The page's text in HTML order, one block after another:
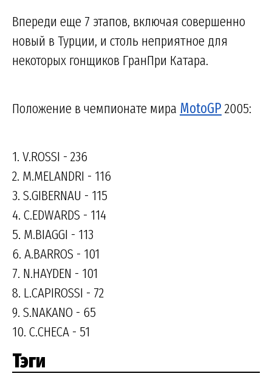
Впереди еще 7 этапов, включая совершенно
новый в Турции, и столь неприятное для
некоторых гонщиков ГранПри Катара.
Положение в чемпионате мира MotoGP 2005:
1. V.ROSSI - 236
2. M.MELANDRI - 116
3. S.GIBERNAU - 115
4. C.EDWARDS - 114
5. M.BIAGGI - 113
6. A.BARROS - 101
7. N.HAYDEN - 101
8. L.CAPIROSSI - 72
9. S.NAKANO - 65
10. C.CHECA - 51
Тэги